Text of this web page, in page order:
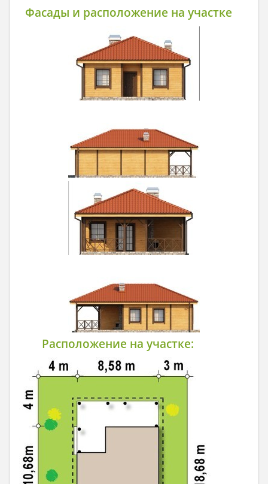
Фасады и расположение на участке
Расположение на участке: